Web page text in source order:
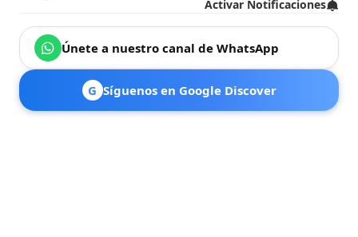
Activar Notificaciones
Únete a nuestro canal de WhatsApp
G Síguenos en Google Discover